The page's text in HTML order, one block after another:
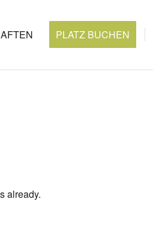
PLATZ BUCHEN
already.